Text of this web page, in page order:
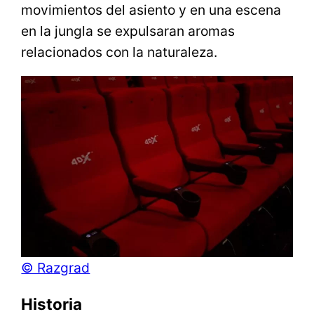
movimientos del asiento y en una escena
en la jungla se expulsaran aromas
relacionados con la naturaleza.
© Razgrad
Historia